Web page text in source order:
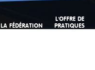
LA FÉDÉRATION
L'OFFRE DE
PRATIQUES